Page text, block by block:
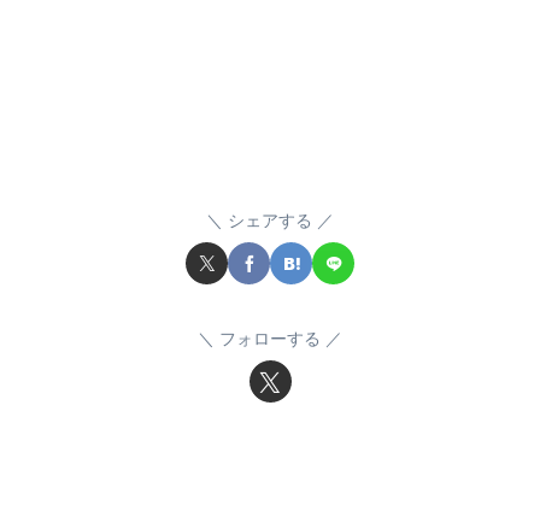
シェアする
フォローする